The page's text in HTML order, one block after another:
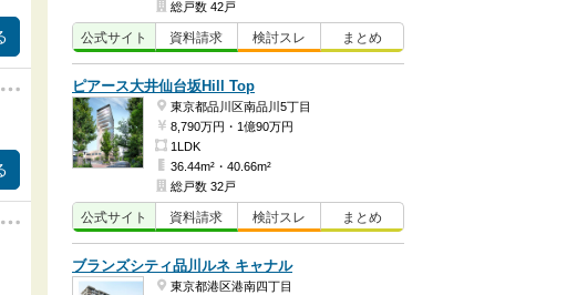
総戸数 42戸
公式サイト 資料請求 検討スレ まとめ
ピアース大井仙台坂Hill Top
東京都品川区南品川5丁目
8,790万円・1億90万円
1LDK
36.44m²・40.66m²
総戸数 32戸
公式サイト 資料請求 検討スレ まとめ
ブランズシティ品川ルネ キャナル
東京都港区港南四丁目